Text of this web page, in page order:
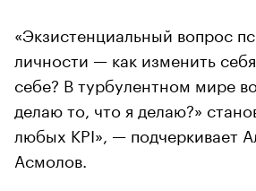
«Экзистенциальный вопрос
личности — как изменить
себе? В турбулентном мире
делаю то, что я делаю?»
любых KPI», — подчеркивает
Асмолов.